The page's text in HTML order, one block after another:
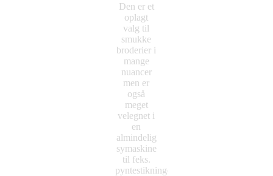
Den er et
oplagt
valg til
smukke
broderier i
mange
nuancer
men er
også
meget
velegnet i
en
almindelig
symaskine
til feks.
pyntestikninger.